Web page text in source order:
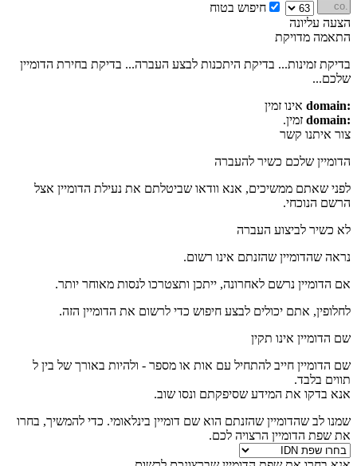
חיפוש בטוח
הצעה עליונה
התאמה מדויקת
בדיקת זמינות... בדיקת היתכנות לבצע העברה... בדיקת בחירת הדומיין
שלכם...
:domain
אינו זמין
:domain
זמין.
צור איתנו קשר
הדומיין שלכם כשיר להעברה
לפני שאתם ממשיכים, אנא וודאו שביטלתם את נעילת הדומיין אצל
הרשם הנוכחי.
לא כשיר לביצוע העברה
נראה שהדומיין שהזנתם אינו רשום.
אם הדומיין נרשם לאחרונה, ייתכן ותצטרכו לנסות מאוחר יותר.
לחלופין, אתם יכולים לבצע חיפוש כדי לרשום את הדומיין הזה.
שם הדומיין אינו תקין
שם הדומיין חייב להתחיל עם אות או מספר - ולהיות באורך של בין ל
תווים בלבד.
אנא בדקו את המידע שסיפקתם ונסו שוב.
שמנו לב שהדומיין שהזנתם הוא שם דומיין בינלאומי. כדי להמשיך, בחרו
את שפת הדומיין הרצויה לכם.